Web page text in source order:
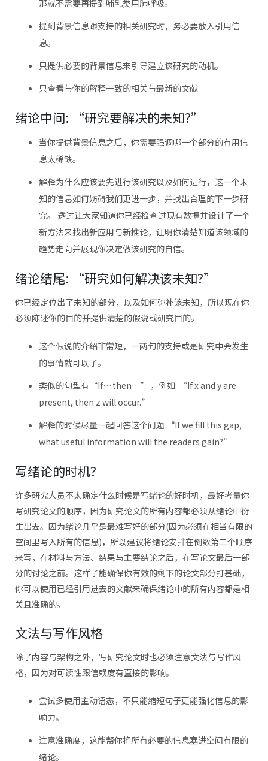
那就不需要再提到哺乳类用肺呼吸。
提到背景信息跟支持的相关研究时，务必要放入引用信
息。
只提供必要的背景信息来引导建立该研究的动机。
只查看与你的解释一致的相关与最新的文献
绪论中间: “研究要解决的未知?”
当你提供背景信息之后，你需要强调哪一个部分的有用信
息太稀缺。
解释为什么应该要先进行该研究以及如何进行，这一个未
知的信息如何妨碍我们更进一步，并找出合理的下一步研
究。 透过让大家知道你已经检查过现有数据并设计了一个
新方法来找出新应用与新推论，证明你清楚知道该领域的
趋势走向并展现你决定做该研究的自信。
绪论结尾: “研究如何解决该未知?”
你已经定位出了未知的部分，以及如何弥补该未知，所以现在你
必须陈述你的目的并提供清楚的假说或研究目的。
这个假说的介绍非常短，一两句的支持或是研究中会发生
的事情就可以了。
类似的句型有“If….then…” ，例如: “If x and y are
present, then z will occur.”
解释的时候尽量一起回答这个问题 “If we fill this gap,
what useful information will the readers gain?”
写绪论的时机?
许多研究人员不太确定什么时候是写绪论的好时机，最好考量你
写研究论文的顺序，因为研究论文的所有内容都必须从绪论中衍
生出去。因为绪论几乎是最难写好的部分(因为必须在相当有限的
空间里写入所有的信息)，所以建议将绪论安排在倒数第二个顺序
来写，在材料与方法、结果与主要结论之后，在写论文最后一部
分的讨论之前。这样子能确保你有效的剩下的论文部分打基础，
你可以使用已经引用进去的文献来确保绪论中的所有内容都是相
关且准确的。
文法与写作风格
除了内容与架构之外，写研究论文时也必须注意文法与写作风
格，因为对可读性跟信赖度有直接的影响。
尝试多使用主动语态，不只能缩短句子更能强化信息的影
响力。
注意准确度，这能帮你将所有必要的信息塞进空间有限的
绪论。